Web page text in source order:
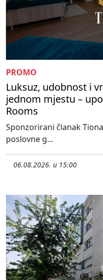
PROMO
Luksuz, udobnost i
jednom mjestu –
Rooms
Sponzorirani članak
poslovne g...
06.08.2026. u 15:00